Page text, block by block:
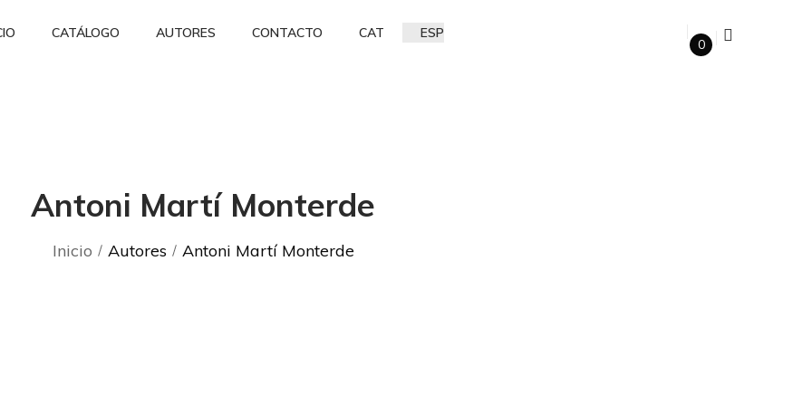
CATÁLOGO AUTORES CONTACTO CAT ESP
0
Antoni Martí Monterde
Inicio Autores Antoni Martí Monterde